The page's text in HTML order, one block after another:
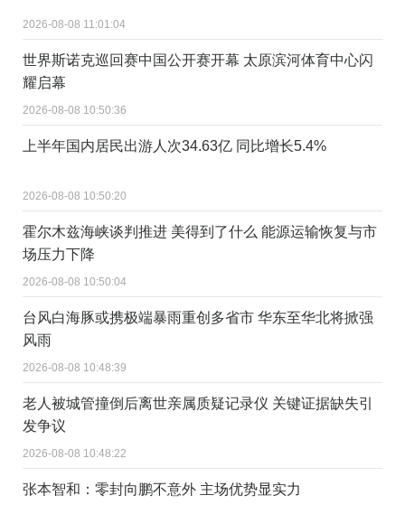
2026-08-08 11:01:04
世界斯诺克巡回赛中国公开赛开幕 太原滨河体育中心闪
耀启幕
2026-08-08 10:50:36
上半年国内居民出游人次34.63亿 同比增长5.4%
2026-08-08 10:50:20
霍尔木兹海峡谈判推进 美得到了什么 能源运输恢复与市
场压力下降
2026-08-08 10:50:04
台风白海豚或携极端暴雨重创多省市 华东至华北将掀强
风雨
2026-08-08 10:48:39
老人被城管撞倒后离世亲属质疑记录仪 关键证据缺失引
发争议
2026-08-08 10:48:22
张本智和：零封向鹏不意外 主场优势显实力